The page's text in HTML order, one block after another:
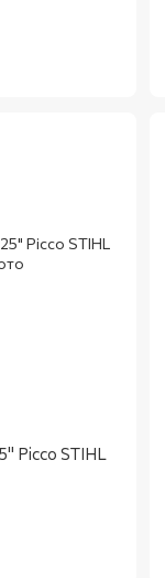
Picco STIHL